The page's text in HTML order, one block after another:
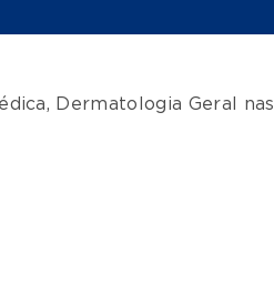
, Dermatologia Geral
nas